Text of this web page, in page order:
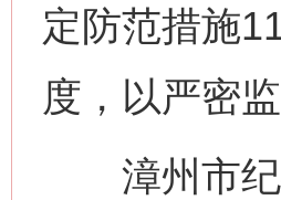
定防范措施
度，以严密
漳州市纪